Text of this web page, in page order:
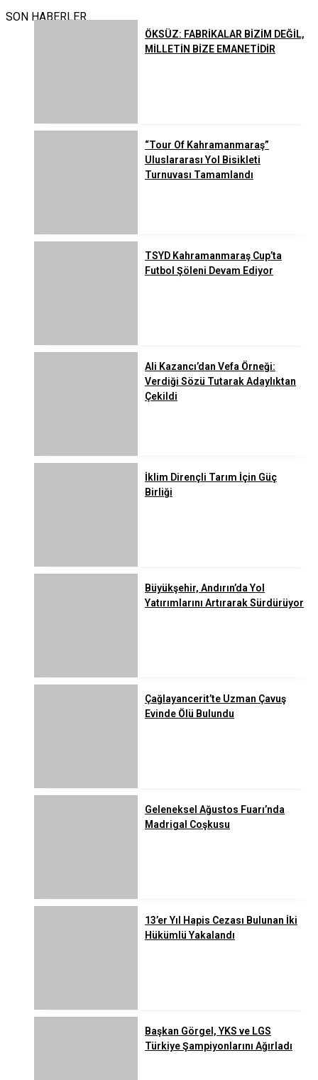
SON HABERLER
ÖKSÜZ: FABRİKALAR BİZİM DEĞİL,
MİLLETİN BİZE EMANETİDİR
“Tour Of Kahramanmaraş”
Uluslararası Yol Bisikleti
Turnuvası Tamamlandı
TSYD Kahramanmaraş Cup’ta
Futbol Şöleni Devam Ediyor
Ali Kazancı’dan Vefa Örneği:
Verdiği Sözü Tutarak Adaylıktan
Çekildi
İklim Dirençli Tarım İçin Güç
Birliği
Büyükşehir, Andırın’da Yol
Yatırımlarını Artırarak Sürdürüyor
Çağlayancerit’te Uzman Çavuş
Evinde Ölü Bulundu
Geleneksel Ağustos Fuarı’nda
Madrigal Coşkusu
13’er Yıl Hapis Cezası Bulunan İki
Hükümlü Yakalandı
Başkan Görgel, YKS ve LGS
Türkiye Şampiyonlarını Ağırladı